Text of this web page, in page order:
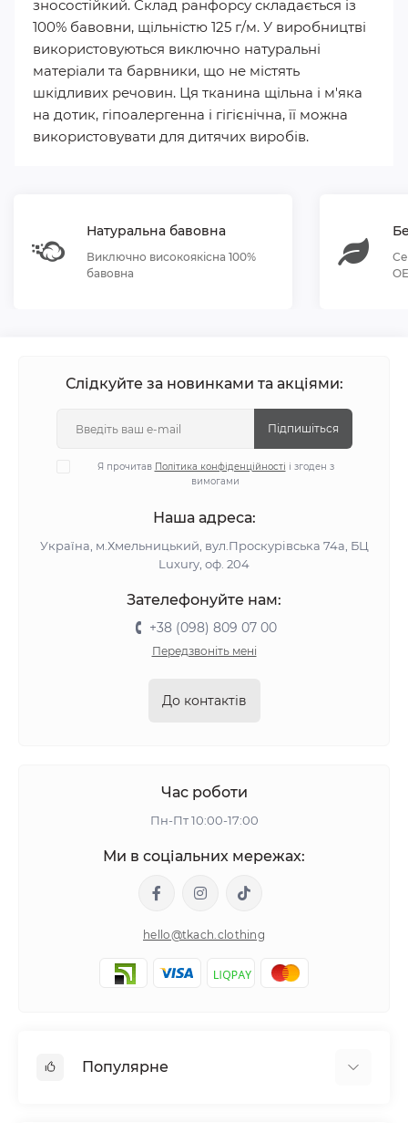
зносостійкий. Склад ранфорсу складається із
100% бавовни, щільністю 125 г/м. У виробництві
використовуються виключно натуральні
матеріали та барвники, що не містять
шкідливих речовин. Ця тканина щільна і м'яка
на дотик, гіпоалергенна і гігієнічна, її можна
використовувати для дитячих виробів.
Натуральна бавовна
Виключно високоякісна 100%
бавовна
Слідкуйте за новинками та акціями:
Підпишіться
Я прочитав Політика конфіденційності і згоден з
вимогами
Наша адреса:
Україна, м.Хмельницький, вул.Проскурівська 74а, БЦ
Luxury, оф. 204
Зателефонуйте нам:
+38 (098) 809 07 00
Передзвоніть мені
До контактів
Час роботи
Пн-Пт 10:00-17:00
Ми в соціальних мережах:
hello@tkach.clothing
Популярне